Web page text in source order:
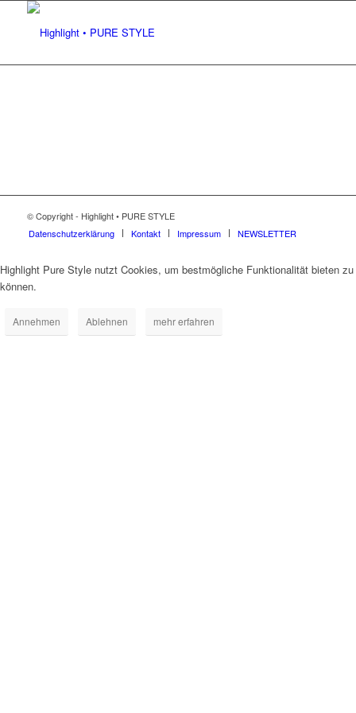
© Copyright - Highlight • PURE STYLE
Datenschutzerklärung
Kontakt Impressum NEWSLETTER
Highlight Pure Style nutzt Cookies, um bestmögliche Funktionalität bieten zu
können.
Annehmen Ablehnen mehr erfahren